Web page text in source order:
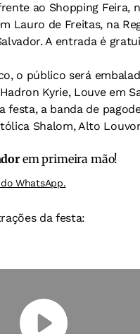
ao Shopping Feira,
Lauro de Freitas, na
A entrada é
o público será
Kyrie, Louve em
festa, a banda de
Shalom, Alto
em primeira mão!
WhatsApp.
da festa: